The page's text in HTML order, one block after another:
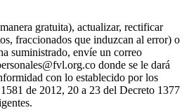
gratuita), actualizar, rectificar
fraccionados que induzcan al error) o
suministrado, envíe un correo
donde se le dará
con lo establecido por los
de 2012, 20 a 23 del Decreto 1377